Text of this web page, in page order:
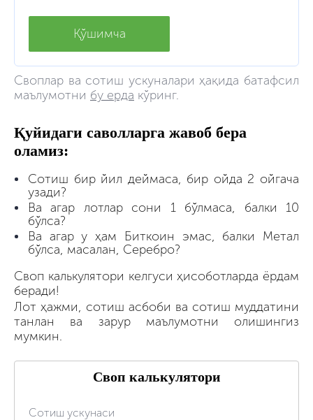
Қўшимча
Своплар ва сотиш ускуналари ҳақида батафсил
маълумотни бу ерда кўринг.
Қуйидаги саволларга жавоб бера
оламиз:
Сотиш бир йил деймаса, бир ойда 2 ойгача
узади?
Ва агар лотлар сони 1 бўлмаса, балки 10
бўлса?
Ва агар у ҳам Биткоин эмас, балки Метал
бўлса, масалан, Серебро?
Своп калькулятори келгуси ҳисоботларда ёрдам
беради!
Лот ҳажми, сотиш асбоби ва сотиш муддатини
танлан ва зарур маълумотни олишингиз
мумкин.
Своп калькулятори
Сотиш ускунаси